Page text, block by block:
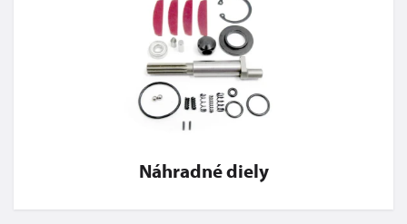
Náhradné diely